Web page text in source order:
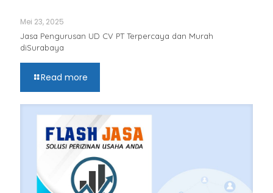
Mei 23, 2025
Jasa Pengurusan UD CV PT Terpercaya dan Murah
diSurabaya
Read more